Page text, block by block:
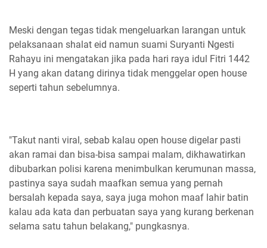
Meski dengan tegas tidak mengeluarkan larangan untuk
pelaksanaan shalat eid namun suami Suryanti Ngesti
Rahayu ini mengatakan jika pada hari raya idul Fitri 1442
H yang akan datang dirinya tidak menggelar open house
seperti tahun sebelumnya.
"Takut nanti viral, sebab kalau open house digelar pasti
akan ramai dan bisa-bisa sampai malam, dikhawatirkan
dibubarkan polisi karena menimbulkan kerumunan massa,
pastinya saya sudah maafkan semua yang pernah
bersalah kepada saya, saya juga mohon maaf lahir batin
kalau ada kata dan perbuatan saya yang kurang berkenan
selama satu tahun belakang," pungkasnya.